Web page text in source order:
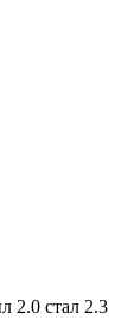
2.0 стал 2.3